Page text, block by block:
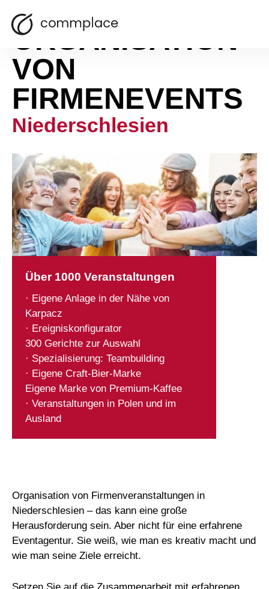
ORGANISATION
VON
FIRMENEVENTS
Niederschlesien
Über 1000 Veranstaltungen
· Eigene Anlage in der Nähe von
Karpacz
· Ereigniskonfigurator
300 Gerichte zur Auswahl
· Spezialisierung: Teambuilding
· Eigene Craft-Bier-Marke
Eigene Marke von Premium-Kaffee
· Veranstaltungen in Polen und im
Ausland
Organisation von Firmenveranstaltungen in
Niederschlesien – das kann eine große
Herausforderung sein. Aber nicht für eine erfahrene
Eventagentur. Sie weiß, wie man es kreativ macht und
wie man seine Ziele erreicht.